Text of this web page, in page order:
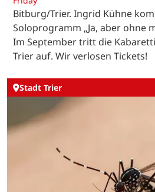
Bitburg/Trier. Ingrid Kühne
Soloprogramm „Ja, aber ohne
Im September tritt die
Trier auf. Wir verlosen Tickets!
Stadt Trier